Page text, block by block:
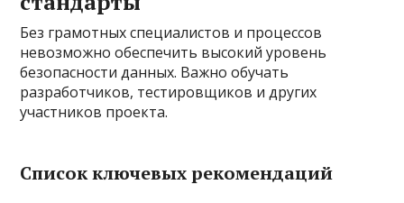
Без грамотных специалистов и процессов
невозможно обеспечить высокий уровень
безопасности данных. Важно обучать
разработчиков, тестировщиков и других
участников проекта.
Список ключевых рекомендаций